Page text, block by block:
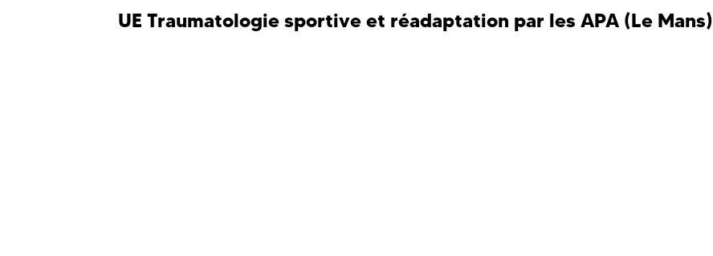
UE Traumatologie sportive et réadaptation par les APA (Le Mans)